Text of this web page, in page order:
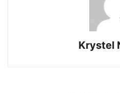
Krystel